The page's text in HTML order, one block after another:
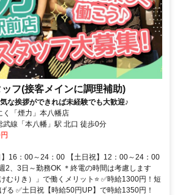
フ(接客メインに調理補助)
な挨拶ができれば未経験でも大歓迎♪
く「煙力」本八幡店
武線「本八幡」駅 北口 徒歩0分
16：00～24：00 【土日祝】12：00～24：00
2、3日～勤務OK ＊終電の時間は考慮します
むりき）」で働くメリット⭐ ✅時給1300円！短
る ✅土日祝【時給50円UP】で時給1350円！